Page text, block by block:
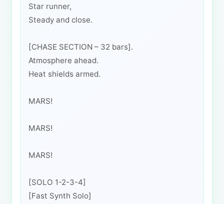
Star runner,
Steady and close.
[CHASE SECTION – 32 bars].
Atmosphere ahead.
Heat shields armed.
MARS!
MARS!
MARS!
[SOLO 1-2-3-4]
[Fast Synth Solo]